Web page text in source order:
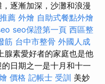
逐漸加深，沙灘和浪漫
薦 外燴 自助式餐點外燴
seo保證第一頁 西區整
筋 台中市整骨 外國人成
腺素愛好者的家庭也是他
日期之一是十月和十一
價格 記帳士 受訓 美妙